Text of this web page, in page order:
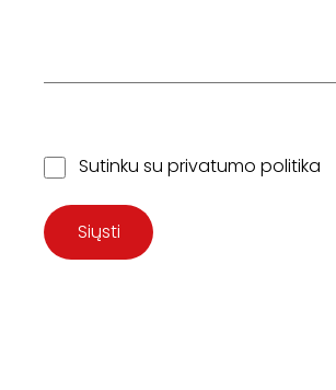
Sutinku su privatumo politika
Siųsti